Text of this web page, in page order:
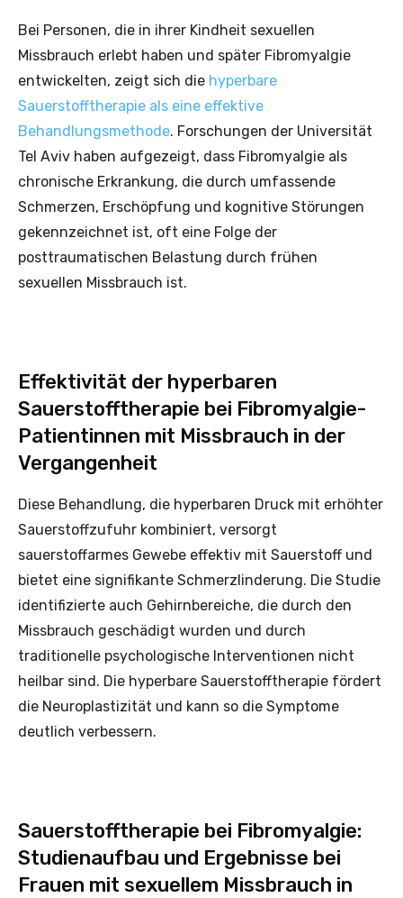
Bei Personen, die in ihrer Kindheit sexuellen
Missbrauch erlebt haben und später Fibromyalgie
entwickelten, zeigt sich die hyperbare
Sauerstofftherapie als eine effektive
Behandlungsmethode. Forschungen der Universität
Tel Aviv haben aufgezeigt, dass Fibromyalgie als
chronische Erkrankung, die durch umfassende
Schmerzen, Erschöpfung und kognitive Störungen
gekennzeichnet ist, oft eine Folge der
posttraumatischen Belastung durch frühen
sexuellen Missbrauch ist.
Effektivität der hyperbaren
Sauerstofftherapie bei Fibromyalgie-
Patientinnen mit Missbrauch in der
Vergangenheit
Diese Behandlung, die hyperbaren Druck mit erhöhter
Sauerstoffzufuhr kombiniert, versorgt
sauerstoffarmes Gewebe effektiv mit Sauerstoff und
bietet eine signifikante Schmerzlinderung. Die Studie
identifizierte auch Gehirnbereiche, die durch den
Missbrauch geschädigt wurden und durch
traditionelle psychologische Interventionen nicht
heilbar sind. Die hyperbare Sauerstofftherapie fördert
die Neuroplastizität und kann so die Symptome
deutlich verbessern.
Sauerstofftherapie bei Fibromyalgie:
Studienaufbau und Ergebnisse bei
Frauen mit sexuellem Missbrauch in